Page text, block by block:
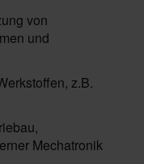
von
und
z.B.
Mechatronik